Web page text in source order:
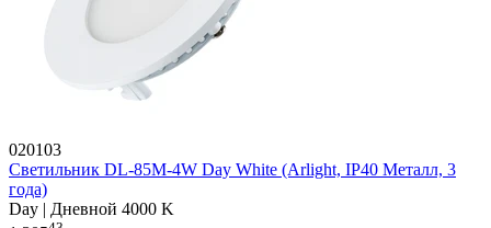
020103
Светильник DL-85M-4W Day White (Arlight, IP40 Металл, 3
года)
Day | Дневной 4000 K